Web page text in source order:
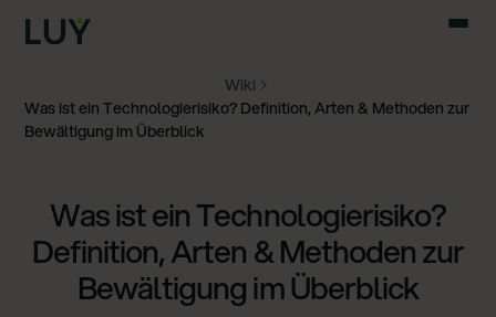
Wiki
Was ist ein Technologierisiko? Definition, Arten & Methoden zur
Bewältigung im Überblick
Was ist ein Technologierisiko?
Definition, Arten & Methoden zur
Bewältigung im Überblick